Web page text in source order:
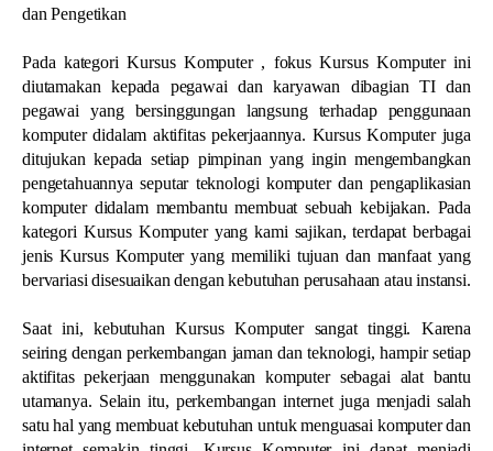
dan Pengetikan
Pada kategori Kursus Komputer , fokus Kursus Komputer ini
diutamakan kepada pegawai dan karyawan dibagian TI dan
pegawai yang bersinggungan langsung terhadap penggunaan
komputer didalam aktifitas pekerjaannya. Kursus Komputer juga
ditujukan kepada setiap pimpinan yang ingin mengembangkan
pengetahuannya seputar teknologi komputer dan pengaplikasian
komputer didalam membantu membuat sebuah kebijakan. Pada
kategori Kursus Komputer yang kami sajikan, terdapat berbagai
jenis Kursus Komputer yang memiliki tujuan dan manfaat yang
bervariasi disesuaikan dengan kebutuhan perusahaan atau instansi.
Saat ini, kebutuhan Kursus Komputer sangat tinggi. Karena
seiring dengan perkembangan jaman dan teknologi, hampir setiap
aktifitas pekerjaan menggunakan komputer sebagai alat bantu
utamanya. Selain itu, perkembangan internet juga menjadi salah
satu hal yang membuat kebutuhan untuk menguasai komputer dan